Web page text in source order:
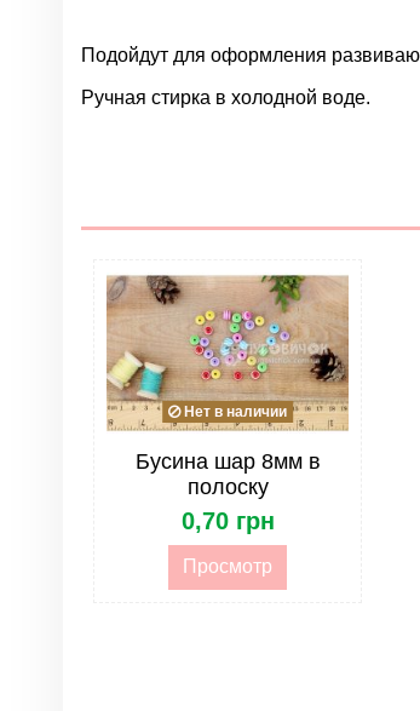
Подойдут для оформления
Ручная стирка в холодной воде.
Тип
Дата доступности: 2018-12-30
Нет в наличии
Бусина шар 8мм в
полоску
0,70 грн
Просмотр